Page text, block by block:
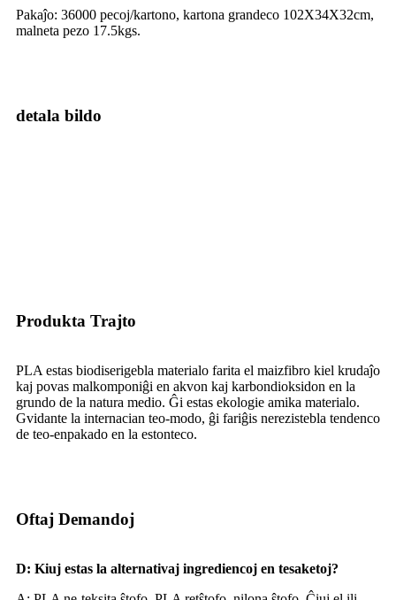
Pakaĵo: 36000 pecoj/kartono, kartona grandeco 102X34X32cm,
malneta pezo 17.5kgs.
detala bildo
Produkta Trajto
PLA estas biodiserigebla materialo farita el maizfibro kiel krudaĵo
kaj povas malkomponiĝi en akvon kaj karbondioksidon en la
grundo de la natura medio. Ĝi estas ekologie amika materialo.
Gvidante la internacian teo-modo, ĝi fariĝis nerezistebla tendenco
de teo-enpakado en la estonteco.
Oftaj Demandoj
D: Kiuj estas la alternativaj ingrediencoj en tesaketoj?